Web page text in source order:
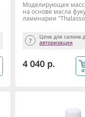
Моделирующее
на основе масла
ламинарии
Цена для салона
авторизации
4 040 р.